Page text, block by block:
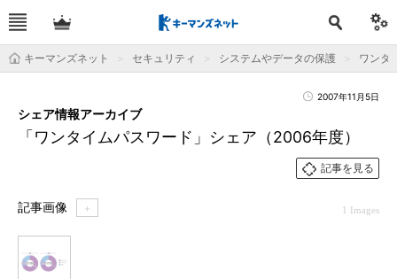
キーマンズネット セキュリティ システムやデータの保護 ワンタ
2007年11月5日
「ワンタイムパスワード」シェア（2006年度）
シェア情報アーカイブ
記事を見る
記事画像 ＋ 1 Images